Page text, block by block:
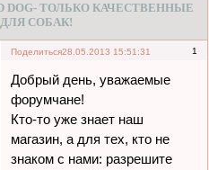
DOG- ТОЛЬКО КАЧЕСТВЕННЫЕ
СОБАК!
Поделиться 1
28.05.2013 15:51:31
Добрый день, уважаемые
форумчане!
Кто-то уже знает наш
магазин, а для тех, кто не
знаком с нами: разрешите